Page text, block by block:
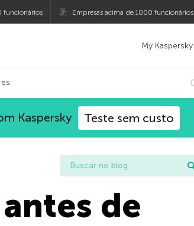
funcionários Empresas acima de 1000 funcionários
My Kaspersky
Kaspersky Teste sem custo
de